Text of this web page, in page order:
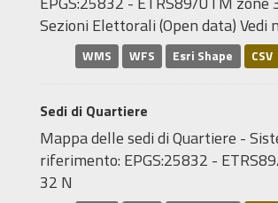
Sezioni Elettorali (Open data) Vedi
WMS WFS Esri Shape CSV
Sedi di Quartiere
Mappa delle sedi di Quartiere -
riferimento: EPGS:25832 -
32 N